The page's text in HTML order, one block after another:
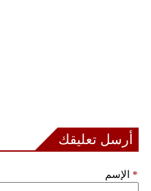
أرسل تعليقك
الإسم *